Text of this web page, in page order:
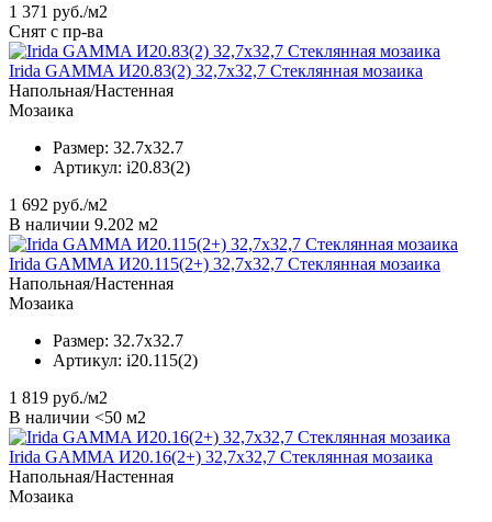
1 371 руб./м2
Снят с пр-ва
Irida GAMMA И20.83(2) 32,7x32,7 Стеклянная мозаика
Напольная/Настенная
Мозаика
Размер: 32.7x32.7
Артикул: i20.83(2)
1 692 руб./м2
В наличии 9.202 м2
Irida GAMMA И20.115(2+) 32,7x32,7 Стеклянная мозаика
Напольная/Настенная
Мозаика
Размер: 32.7x32.7
Артикул: i20.115(2)
1 819 руб./м2
В наличии <50 м2
Irida GAMMA И20.16(2+) 32,7x32,7 Стеклянная мозаика
Напольная/Настенная
Мозаика